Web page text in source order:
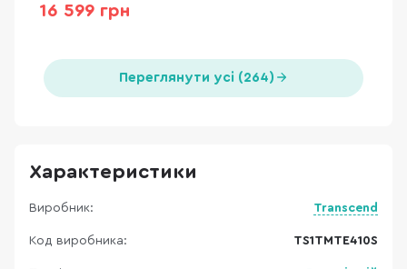
16 599 грн
Переглянути усі (264)
Характеристики
Виробник: Transcend
Код виробника: TS1TMTE410S